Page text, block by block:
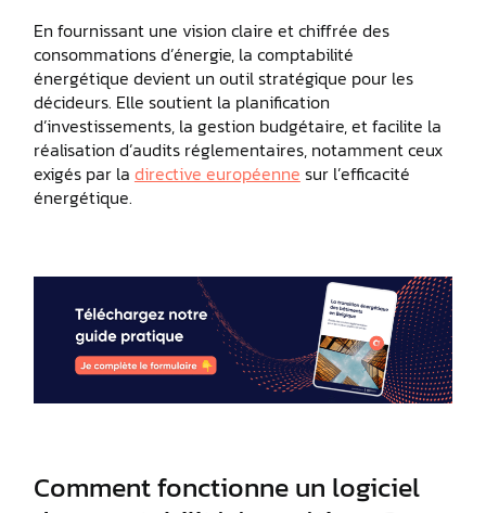
En fournissant une vision claire et chiffrée des
consommations d’énergie, la comptabilité
énergétique devient un outil stratégique pour les
décideurs. Elle soutient la planification
d’investissements, la gestion budgétaire, et facilite la
réalisation d’audits réglementaires, notamment ceux
exigés par la directive européenne sur l’efficacité
énergétique.
Comment fonctionne un logiciel